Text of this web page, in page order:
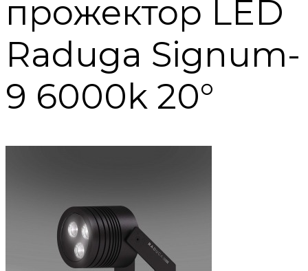
прожектор LED
Raduga Signum-
9 6000k 20°